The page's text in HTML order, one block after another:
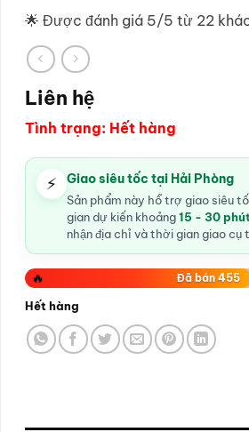
🌟 Được đánh giá 5/5 từ 22
Liên hệ
Tình trạng: Hết hàng
⚡ Giao siêu tốc tại Hải Phòng
Sản phẩm này hỗ trợ giao siêu
gian dự kiến khoảng15 - 30
nhận địa chỉ và thời gian giao cụ
🔥 Đã bán 455
Hết hàng